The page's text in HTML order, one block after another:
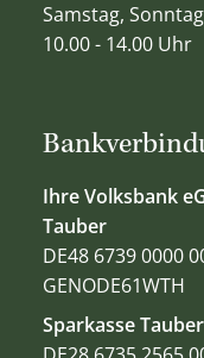
Ihre Volksbank
Tauber
DE48 6739 0000
GENODE61WTH
Sparkasse
Samstag,
10.00 - 14.00 Uhr